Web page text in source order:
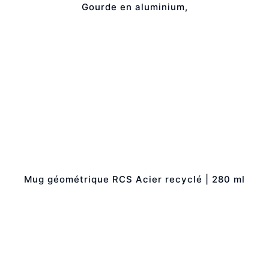
Gourde en aluminium,
Mug géométrique RCS Acier recyclé | 280 ml